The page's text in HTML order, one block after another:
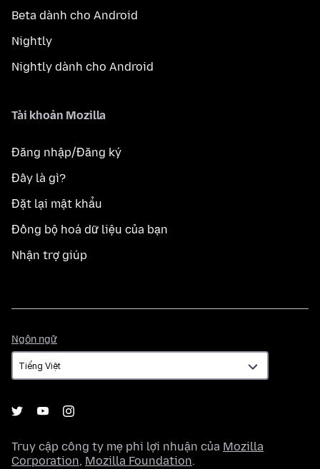
Beta dành cho Android
Nightly
Nightly dành cho Android
Tài khoản Mozilla
Đăng nhập/Đăng ký
Đây là gì?
Đặt lại mật khẩu
Đồng bộ hoá dữ liệu của bạn
Nhận trợ giúp
Ngôn ngữ
ngữ
Truy cập công ty mẹ phi lợi nhuận của Mozilla
Corporation, Mozilla Foundation.